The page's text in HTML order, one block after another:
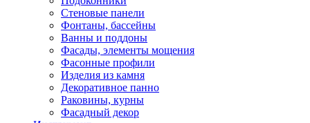
Стеновые панели
Фонтаны, бассейны
Ванны и поддоны
Фасады, элементы мощения
Фасонные профили
Изделия из камня
Декоративное панно
Раковины, курны
Фасадный декор